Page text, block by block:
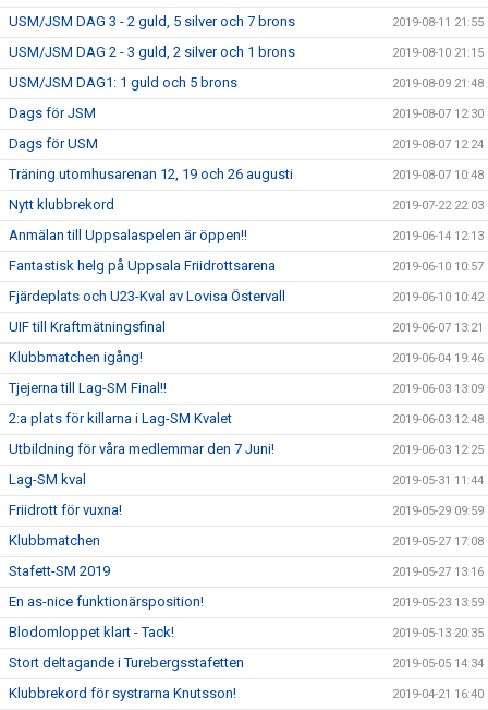
USM/JSM DAG 3 - 2 guld, 5 silver och 7 brons 2019-08-11 21:55
USM/JSM DAG 2 - 3 guld, 2 silver och 1 brons 2019-08-10 21:15
USM/JSM DAG1: 1 guld och 5 brons 2019-08-09 21:48
Dags för JSM 2019-08-07 12:30
Dags för USM 2019-08-07 12:24
Träning utomhusarenan 12, 19 och 26 augusti 2019-08-07 10:48
Nytt klubbrekord 2019-07-22 22:03
Anmälan till Uppsalaspelen är öppen!! 2019-06-14 12:13
Fantastisk helg på Uppsala Friidrottsarena 2019-06-10 10:57
Fjärdeplats och U23-Kval av Lovisa Östervall 2019-06-10 10:42
UIF till Kraftmätningsfinal 2019-06-07 13:21
Klubbmatchen igång! 2019-06-04 19:46
Tjejerna till Lag-SM Final!! 2019-06-03 13:09
2:a plats för killarna i Lag-SM Kvalet 2019-06-03 12:48
Utbildning för våra medlemmar den 7 Juni! 2019-06-03 12:25
Lag-SM kval 2019-05-31 11:44
Friidrott för vuxna! 2019-05-29 09:59
Klubbmatchen 2019-05-27 17:08
Stafett-SM 2019 2019-05-27 13:16
En as-nice funktionärsposition! 2019-05-23 13:59
Blodomloppet klart - Tack! 2019-05-13 20:35
Stort deltagande i Turebergsstafetten 2019-05-05 14:34
Klubbrekord för systrarna Knutsson! 2019-04-21 16:40